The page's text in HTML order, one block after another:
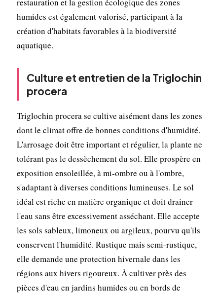
humides est également valorisé, participant à la
création d'habitats favorables à la biodiversité
aquatique.
Culture et entretien de la Triglochin
procera
Triglochin procera se cultive aisément dans les zones
dont le climat offre de bonnes conditions d'humidité.
L'arrosage doit être important et régulier, la plante ne
tolérant pas le dessèchement du sol. Elle prospère en
exposition ensoleillée, à mi-ombre ou à l'ombre,
s'adaptant à diverses conditions lumineuses. Le sol
idéal est riche en matière organique et doit drainer
l'eau sans être excessivement asséchant. Elle accepte
les sols sableux, limoneux ou argileux, pourvu qu'ils
conservent l'humidité. Rustique mais semi-rustique,
elle demande une protection hivernale dans les
régions aux hivers rigoureux. À cultiver près des
pièces d'eau en jardins humides ou en bords de